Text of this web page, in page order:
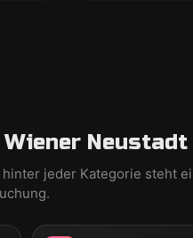
Wiener
jeder Kategorie steht